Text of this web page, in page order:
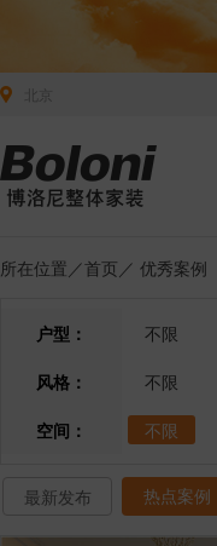
所在位置／首页 ／ 优秀案例
户型： 不限
风格：
不限
空间：
不限
最新发布 热点案例